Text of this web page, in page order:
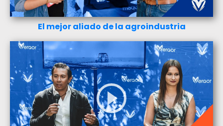
El mejor aliado de la agroindustria